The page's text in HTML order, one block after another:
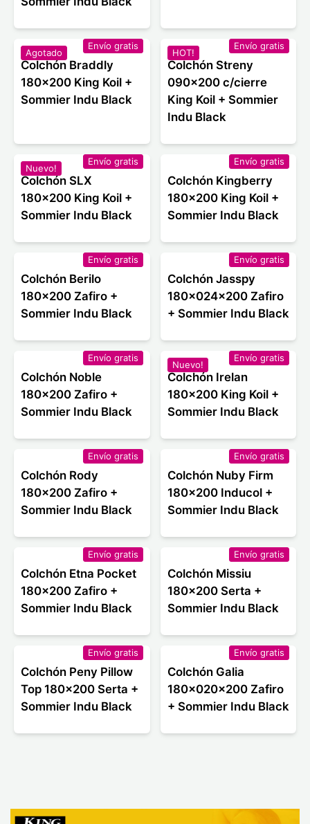
Agotado
Envío gratis
Colchón Braddly
180x200 King Koil +
Sommier Indu Black
HOT!
Envío gratis
Colchón Streny
090x200 c/cierre
King Koil + Sommier
Indu Black
Nuevo!
Envío gratis
Colchón SLX
180x200 King Koil +
Sommier Indu Black
Envío gratis
Colchón Kingberry
180x200 King Koil +
Sommier Indu Black
Envío gratis
Colchón Berilo
180x200 Zafiro +
Sommier Indu Black
Envío gratis
Colchón Jasspy
180x024x200 Zafiro
+ Sommier Indu Black
Envío gratis
Colchón Noble
180x200 Zafiro +
Sommier Indu Black
Nuevo!
Envío gratis
Colchón Irelan
180x200 King Koil +
Sommier Indu Black
Envío gratis
Colchón Rody
180x200 Zafiro +
Sommier Indu Black
Envío gratis
Colchón Nuby Firm
180x200 Inducol +
Sommier Indu Black
Envío gratis
Colchón Etna Pocket
180x200 Zafiro +
Sommier Indu Black
Envío gratis
Colchón Missiu
180x200 Serta +
Sommier Indu Black
Envío gratis
Colchón Peny Pillow
Top 180x200 Serta +
Sommier Indu Black
Envío gratis
Colchón Galia
180x020x200 Zafiro
+ Sommier Indu Black